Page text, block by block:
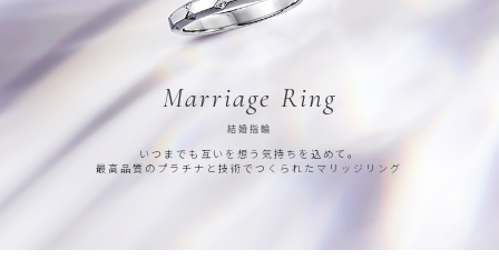
Marriage Ring
結婚指輪
いつまでも互いを想う気持ちを込めて。
最高品質のプラチナと技術でつくられたマリッジリング